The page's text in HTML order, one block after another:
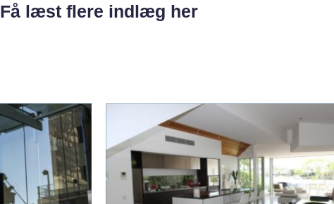
Få læst flere indlæg her